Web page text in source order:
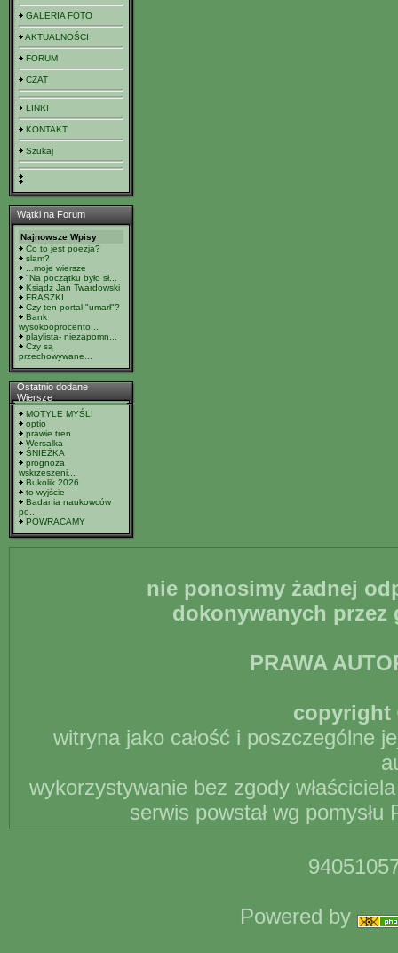
GALERIA FOTO
AKTUALNOŚCI
FORUM
CZAT
LINKI
KONTAKT
Szukaj
Wątki na Forum
Najnowsze Wpisy
Co to jest poezja?
slam?
...moje wiersze
"Na początku było sł...
Ksiądz Jan Twardowski
FRASZKI
Czy ten portal "umarł"?
Bank
wysokooprocento...
playlista- niezapomn...
Czy są
przechowywane...
Ostatnio dodane
Wiersze
MOTYLE MYŚLI
optio
prawie tren
Wersalka
ŚNIEŻKA
prognoza
wskrzeszeni...
Bukolik 2026
to wyjście
Badania naukowców
po...
POWRACAMY
nie ponosimy żadnej
dokonywanych
PRAWA
copyright
witryna jako całość i poszczególne
wykorzystywanie bez zgody
serwis powstał wg
Powered by